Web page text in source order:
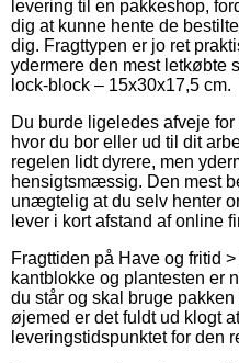
levering til en pakkeshop,
dig at kunne hente de
dig. Fragttypen er jo ret
ydermere den mest letkøbte
lock-block – 15x30x17,5 cm.
Du burde ligeledes afveje
hvor du bor eller ud til dit
regelen lidt dyrere, men
hensigtsmæssig. Den mest
unægtelig at du selv henter
lever i kort afstand af online
Fragttiden på Have og fritid
kantblokke og plantesten er
du står og skal bruge
øjemed er det fuldt ud klogt
leveringstidspunktet for den